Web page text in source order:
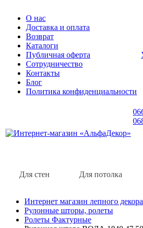
О нас
Доставка и оплата
Возврат
Каталоги
Публичная оферта
Сотрудничество
Контакты
Блог
Политика конфиденциальности
Для стен Для потолка
Интернет магазин лепного декора
Рулонные шторы, ролеты
Ролеты Фактурные